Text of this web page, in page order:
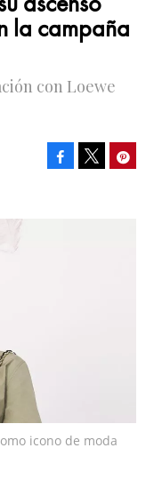
la campaña
con Loewe
Facebook
icono de moda